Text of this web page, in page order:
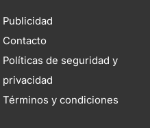
Publicidad
Contacto
Políticas de seguridad y
privacidad
Términos y condiciones